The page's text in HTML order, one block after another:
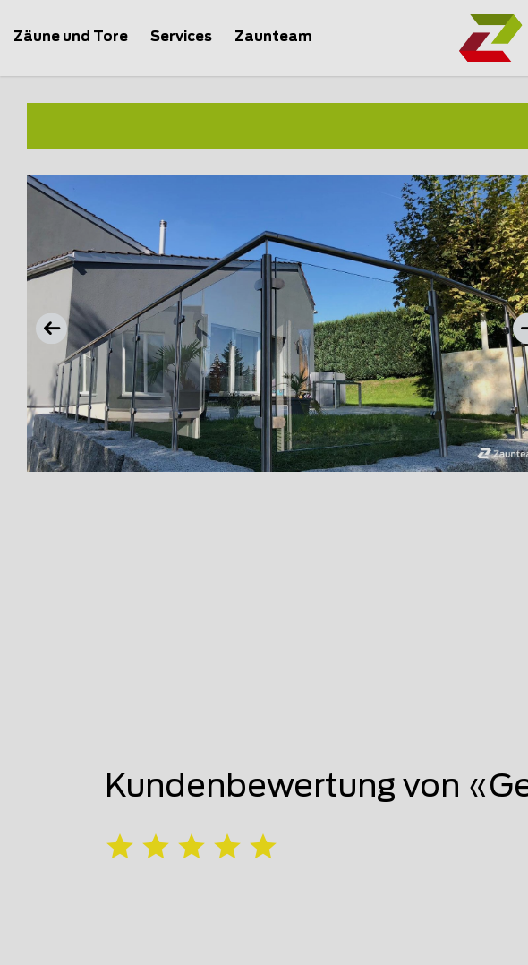
Zäune und Tore Services Zaunteam
Kundenbewertung von